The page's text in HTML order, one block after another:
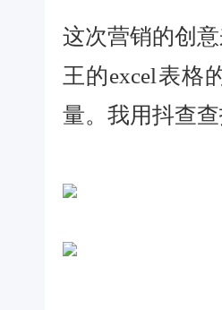
这次营销的创
王的excel表格
量。我用抖查